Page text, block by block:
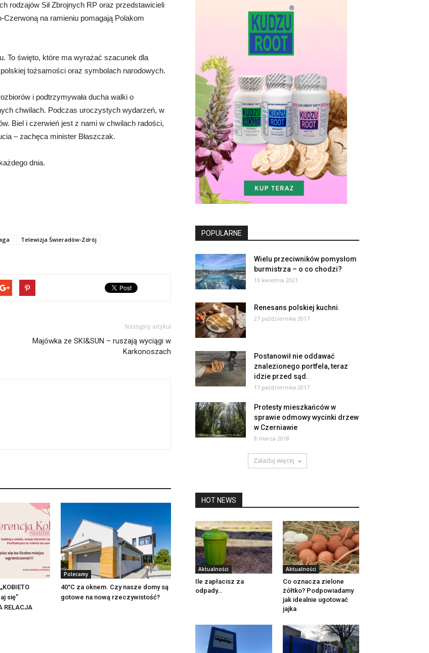
rodzajów Sił Zbrojnych RP oraz przedstawicieli
Czerwoną na ramieniu pomagają Polakom
To święto, które ma wyrażać szacunek dla
tożsamości oraz symbolach narodowych.
i podtrzymywała ducha walki o
chwilach. Podczas uroczystych wydarzeń, w
Biel i czerwień jest z nami w chwilach radości,
– zachęca minister Błaszczak.
dnia.
Telewizja Świeradów-Zdrój
Następny artykuł
Majówka ze SKI&SUN – ruszają wyciągi w
Karkonoszach
się”
RELACJA
Polecamy
40°C za oknem. Czy nasze domy są
gotowe na nową rzeczywistość?
POPULARNE
Wielu przeciwników pomysłom
burmistrza – o co chodzi?
13 kwietnia 2021
Renesans polskiej kuchni.
27 października 2017
Postanowił nie oddawać
znalezionego portfela, teraz
idzie przed sąd.
17 października 2017
Protesty mieszkańców w
sprawie odmowy wycinki drzew
w Czerniawie
8 marca 2018
Załaduj więcej
HOT NEWS
Aktualności
Ile zapłacisz za
odpady…
Aktualności
Co oznacza zielone
żółtko? Podpowiadamy
jak idealnie ugotować
jajka